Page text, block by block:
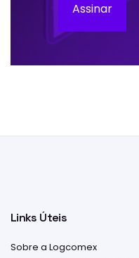
Assinar
Links Úteis
Sobre a Logcomex